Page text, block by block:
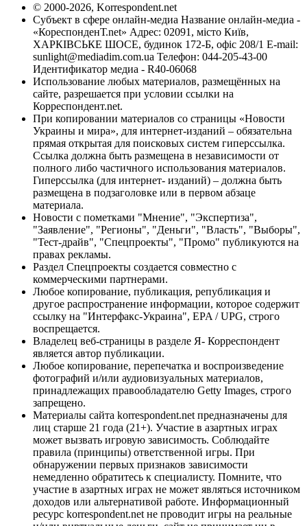
© 2000-2026, Korrespondent.net
Субъект в сфере онлайн-медиа Название онлайн-медиа -
«КореспонденТ.net» Адрес: 02091, місто Київ,
ХАРКІВСЬКЕ ШОСЕ, будинок 172-Б, офіс 208/1 E-mail:
sunlight@mediadim.com.ua Телефон: 044-205-43-00
Идентификатор медиа - R40-06068
Использование любых материалов, размещённых на
сайте, разрешается при условии ссылки на
Корреспондент.net.
При копировании материалов со страницы «Новости
Украины и мира», для интернет-изданий – обязательна
прямая открытая для поисковых систем гиперссылка.
Ссылка должна быть размещена в независимости от
полного либо частичного использования материалов.
Гиперссылка (для интернет- изданий) – должна быть
размещена в подзаголовке или в первом абзаце
материала.
Новости с пометками "Мнение", "Экспертиза",
"Заявление", "Регионы", "Деньги", "Власть", "Выборы",
"Тест-драйв", "Спецпроекты", "Промо" публикуются на
правах рекламы.
Раздел Спецпроекты создается совместно с
коммерческими партнерами.
Любое копирование, публикация, републикация и
другое распространение информации, которое содержит
ссылку на "Интерфакс-Украина", EPA / UPG, строго
воспрещается.
Владелец веб-страницы в разделе Я- Корреспондент
является автор публикации.
Любое копирование, перепечатка и воспроизведение
фотографий и/или аудиовизуальных материалов,
принадлежащих правообладателю Getty Images, строго
запрещено.
Материалы сайта korrespondent.net предназначены для
лиц старше 21 года (21+). Участие в азартных играх
может вызвать игровую зависимость. Соблюдайте
правила (принципы) ответственной игры. При
обнаружении первых признаков зависимости
немедленно обратитесь к специалисту. Помните, что
участие в азартных играх не может являться источником
доходов или альтернативой работе. Информационный
ресурс korrespondent.net не проводит игры на реальные